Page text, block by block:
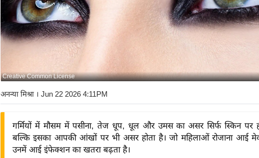
Creative Common License
अनन्या मिश्रा । Jun 22 2026 4:11PM
गर्मियों में मौसम में पसीना, तेज धूप, धूल और उमस का असर सिर्फ स्किन पर
बल्कि इसका आपकी आंखों पर भी असर होता है। जो महिलाओं रोजाना आई
उनमें आई इंफेक्शन का खतरा बढ़ता है।